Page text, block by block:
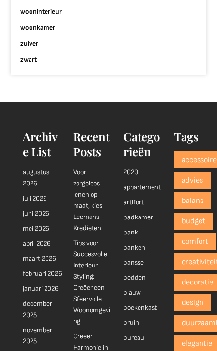
wooninterieur
woonkamer
zuiver
zwart
Archiv
e List
augustus
2026
juli 2026
juni 2026
mei 2026
april 2026
maart 2026
februari 2026
januari 2026
december
2025
november
2025
Recent
Posts
Voor
zorgeloos
lenen op
maat, kies
Leemans
Kredieten!
Tips voor
Succesvolle
Interieur
Styling:
Creëer een
Sfeervolle
Woonomgevi
ng
Creëer
Harmonie in
Catego
rieën
2020
appartement
artifort
badkamer
bank
banken
bansse
bedden
blauw
boekenkast
bruin
bureau
Tags
advies
balans
budget
comfort
decoratie
design
elegantie